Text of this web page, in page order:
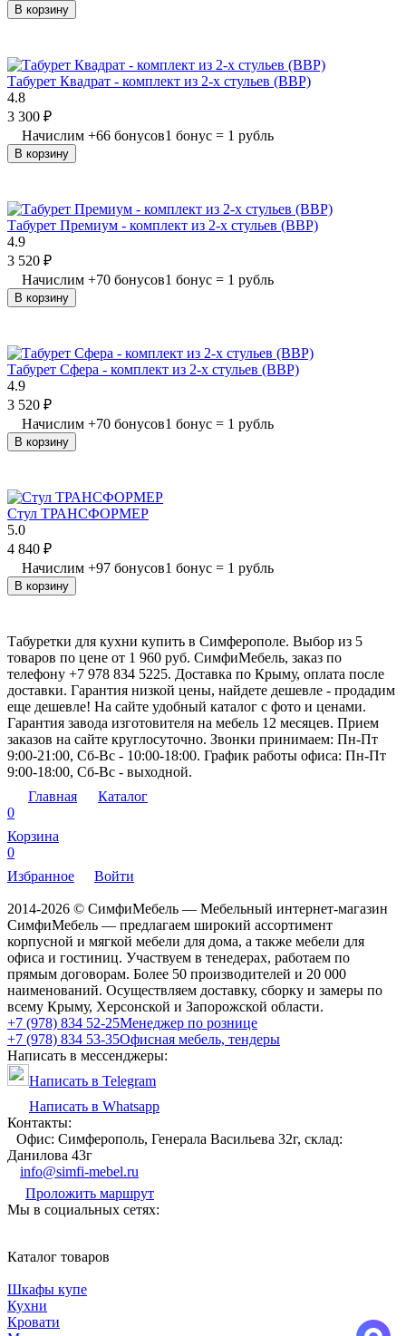
В корзину
Табурет Квадрат - комплект из 2-х стульев (ВВР)
4.8
3 300 ₽
Начислим +66 бонусов1 бонус = 1 рубль
В корзину
Табурет Премиум - комплект из 2-х стульев (ВВР)
4.9
3 520 ₽
Начислим +70 бонусов1 бонус = 1 рубль
В корзину
Табурет Сфера - комплект из 2-х стульев (ВВР)
4.9
3 520 ₽
Начислим +70 бонусов1 бонус = 1 рубль
В корзину
Стул ТРАНСФОРМЕР
5.0
4 840 ₽
Начислим +97 бонусов1 бонус = 1 рубль
В корзину
Табуретки для кухни купить в Симферополе. Выбор из 5
товаров по цене от 1 960 руб. СимфиМебель, заказ по
телефону +7 978 834 5225. Доставка по Крыму, оплата после
доставки. Гарантия низкой цены, найдете дешевле - продадим
еще дешевле! На сайте удобный каталог с фото и ценами.
Гарантия завода изготовителя на мебель 12 месяцев. Прием
заказов на сайте круглосуточно. Звонки принимаем: Пн-Пт
9:00-21:00, Сб-Вс - 10:00-18:00. График работы офиса: Пн-Пт
9:00-18:00, Сб-Вс - выходной.
Главная
Каталог
0
Корзина
0
Избранное
Войти
2014-2026 © СимфиМебель — Мебельный интернет-магазин
СимфиМебель — предлагаем широкий ассортимент
корпусной и мягкой мебели для дома, а также мебели для
офиса и гостиниц. Участвуем в тенедерах, работаем по
прямым договорам. Более 50 производителей и 20 000
наименований. Осуществляем доставку, сборку и замеры по
всему Крыму, Херсонской и Запорожской области.
+7 (978) 834 52-25Менеджер по рознице
+7 (978) 834 53-35Офисная мебель, тендеры
Написать в мессенджеры:
Написать в Telegram
Написать в Whatsapp
Контакты:
Офис: Симферополь, Генерала Васильева 32г, склад:
Данилова 43г
info@simfi-mebel.ru
Проложить маршрут
Мы в социальных сетях:
Каталог товаров
Шкафы купе
Кухни
Кровати